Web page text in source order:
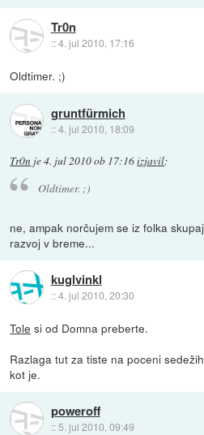
Tr0n
::4. jul 2010, 17:16
Oldtimer. ;)
gruntfürmich
::4. jul 2010, 18:09
Tr0n je4. jul 2010 ob 17:16izjavil:
Oldtimer. ;)
ne, ampak norčujem se iz folka
razvoj v breme...
kuglvinkl
::4. jul 2010, 20:30
Tole si od Domna preberte.
Razlaga tut za tiste na poceni
kot je.
poweroff
:: 5. jul 2010, 09:49